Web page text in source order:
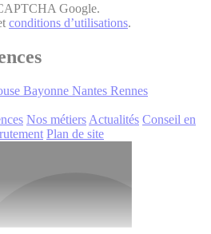
Google.
conditions d’utilisations.
Bayonne Nantes Rennes
Nos métiers Actualités Conseil en
Plan de site